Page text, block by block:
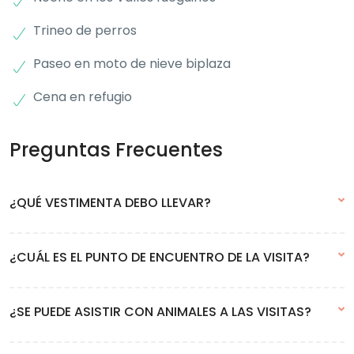
Trineo de perros
Paseo en moto de nieve biplaza
Cena en refugio
Preguntas Frecuentes
¿QUÉ VESTIMENTA DEBO LLEVAR?
la vestimenta debe ser muy abrigada. Recomendamos alquilar
¿CUÁL ES EL PUNTO DE ENCUENTRO DE LA VISITA?
Luego de que realices la reserva nos pondremos en contacto
¿SE PUEDE ASISTIR CON ANIMALES A LAS VISITAS?